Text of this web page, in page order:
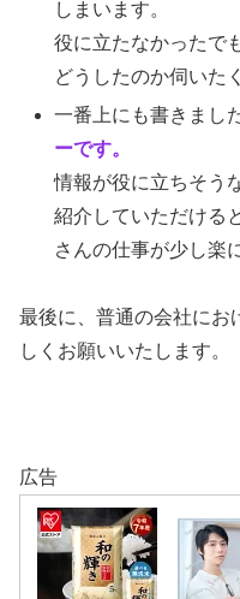
しまいます。
役に立たなかったで
どうしたのか伺いた
一番上にも書きまし
ーです。
情報が役に立ちそう
紹介していただける
さんの仕事が少し楽
最後に、普通の会社にお
しくお願いいたします。
広告